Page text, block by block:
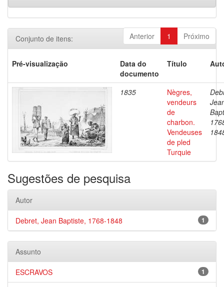
Anterior 1 Próximo
Conjunto de itens:
Pré-visualização
Data do
documento
Título
1835
Nègres,
vendeurs
de
charbon.
Vendeuses
de pled
Turquie
Sugestões de pesquisa
Autor
1
Debret, Jean Baptiste, 1768-1848
Assunto
1
ESCRAVOS